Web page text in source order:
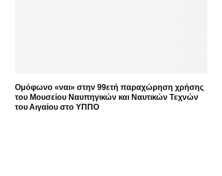
Ομόφωνο «ναι» στην 99ετή παραχώρηση χρήσης
του Μουσείου Ναυπηγικών και Ναυτικών Τεχνών
του Αιγαίου στο ΥΠΠΟ